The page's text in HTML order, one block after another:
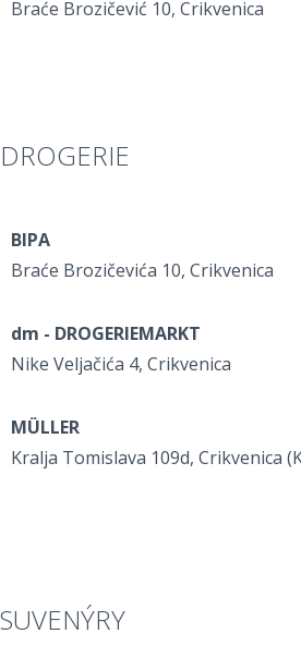
Braće Brozičević 10, Crikvenica
DROGERIE
BIPA
Braće Brozičevića 10, Crikvenica
dm - DROGERIEMARKT
Nike Veljačića 4, Crikvenica
MÜLLER
Kralja Tomislava 109d, Crikvenica
SUVENÝRY